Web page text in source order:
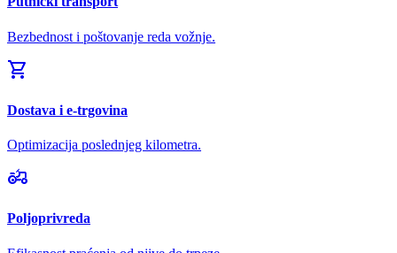
Bezbednost i poštovanje reda vožnje.
shopping_cart
Dostava i e-trgovina
Optimizacija poslednjeg kilometra.
agriculture
Poljoprivreda